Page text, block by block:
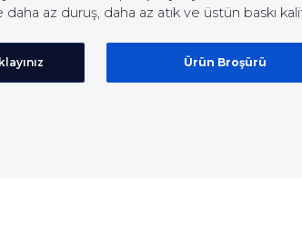
az duruş, daha az atık ve üstün baskı
Ürün Broşürü